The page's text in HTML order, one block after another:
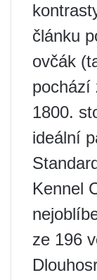
článku
ovčák
pochází
1800.
ideální
Kennel
ze 196